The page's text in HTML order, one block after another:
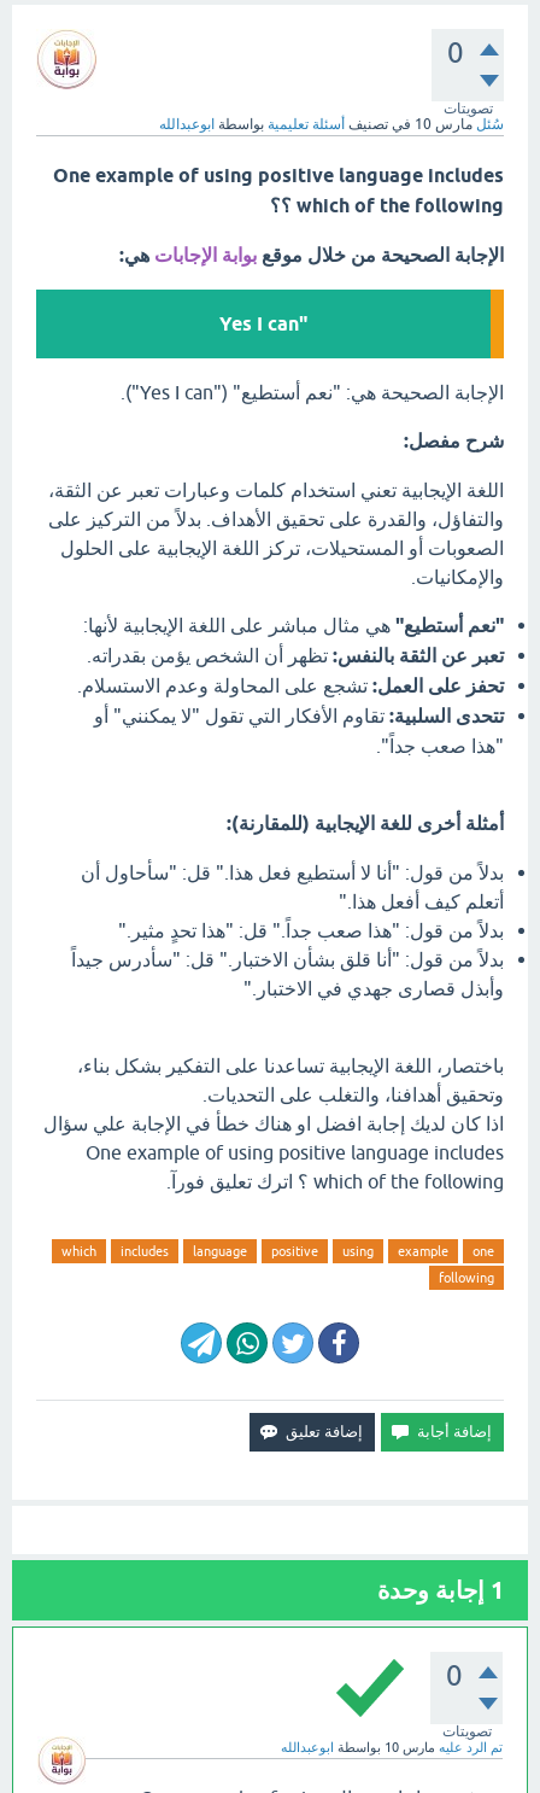
0
تصويتات
سُئل مارس 10 في تصنيف أسئلة تعليمية بواسطة ابوعبدالله
One example of using positive language includes
which of the following ؟؟
الإجابة الصحيحة من خلال موقع بوابة الإجابات هي:
"Yes I can
الإجابة الصحيحة هي: "نعم أستطيع" ("Yes I can").
شرح مفصل:
اللغة الإيجابية تعني استخدام كلمات وعبارات تعبر عن الثقة،
والتفاؤل، والقدرة على تحقيق الأهداف. بدلاً من التركيز على
الصعوبات أو المستحيلات، تركز اللغة الإيجابية على الحلول
والإمكانيات.
"نعم أستطيع" هي مثال مباشر على اللغة الإيجابية لأنها:
تعبر عن الثقة بالنفس: تظهر أن الشخص يؤمن بقدراته.
تحفز على العمل: تشجع على المحاولة وعدم الاستسلام.
تتحدى السلبية: تقاوم الأفكار التي تقول "لا يمكنني" أو
"هذا صعب جداً".
أمثلة أخرى للغة الإيجابية (للمقارنة):
بدلاً من قول: "أنا لا أستطيع فعل هذا." قل: "سأحاول أن
أتعلم كيف أفعل هذا."
بدلاً من قول: "هذا صعب جداً." قل: "هذا تحدٍ مثير."
بدلاً من قول: "أنا قلق بشأن الاختبار." قل: "سأدرس جيداً
وأبذل قصارى جهدي في الاختبار."
باختصار، اللغة الإيجابية تساعدنا على التفكير بشكل بناء،
وتحقيق أهدافنا، والتغلب على التحديات.
اذا كان لديك إجابة افضل او هناك خطأ في الإجابة علي سؤال
One example of using positive language includes
which of the following ؟ اترك تعليق فورآ.
one
example
using
positive
language
includes
which
following
1 إجابة وحدة
0
تصويتات
تم الرد عليه مارس 10 بواسطة ابوعبدالله